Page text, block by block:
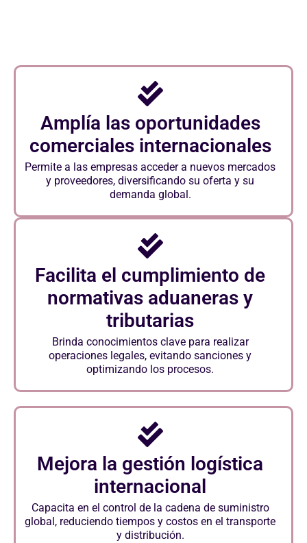
Amplía las oportunidades
comerciales internacionales
Permite a las empresas acceder a nuevos mercados
y proveedores, diversificando su oferta y su
demanda global.
Facilita el cumplimiento de
normativas aduaneras y
tributarias
Brinda conocimientos clave para realizar
operaciones legales, evitando sanciones y
optimizando los procesos.
Mejora la gestión logística
internacional
Capacita en el control de la cadena de suministro
global, reduciendo tiempos y costos en el transporte
y distribución.